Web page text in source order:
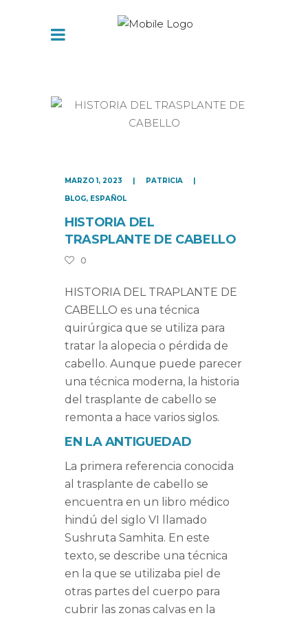
MARZO 1, 2023
PATRICIA
BLOG, ESPAÑOL
HISTORIA DEL
TRASPLANTE DE CABELLO
0
HISTORIA DEL TRAPLANTE DE
CABELLO es una técnica
quirúrgica que se utiliza para
tratar la alopecia o pérdida de
cabello. Aunque puede parecer
una técnica moderna, la historia
del trasplante de cabello se
remonta a hace varios siglos.
EN LA ANTIGUEDAD
La primera referencia conocida
al trasplante de cabello se
encuentra en un libro médico
hindú del siglo VI llamado
Sushruta Samhita. En este
texto, se describe una técnica
en la que se utilizaba piel de
otras partes del cuerpo para
cubrir las zonas calvas en la